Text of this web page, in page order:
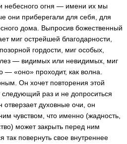
небесного огня — имени их мы
они приберегали для себя, для
дома. Выпросив божественный
миг острейшей благодарности,
гордости, миг особых,
— видимых или невидимых, миг
— «оно» проходит, как волна.
Он хочет повторения этой
следующий раз и не допроситься
духовные очи, он
чувством, что именно (жадность,
может закрыть перед ним
так повернуть свое внутреннее